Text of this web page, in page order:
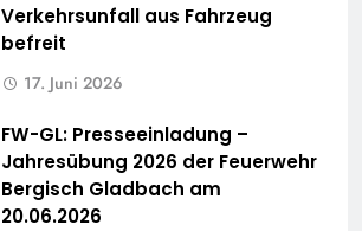
Verkehrsunfall aus Fahrzeug
befreit
17. Juni 2026
FW-GL: Presseeinladung –
Jahresübung 2026 der Feuerwehr
Bergisch Gladbach am
20.06.2026